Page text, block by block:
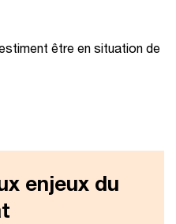
être en situation de
enjeux du